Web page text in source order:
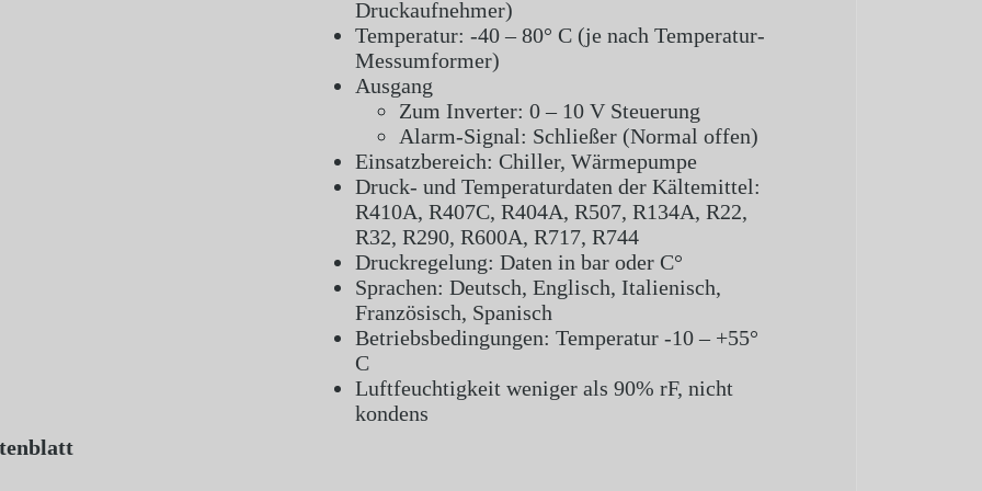
Druckaufnehmer)
Temperatur: -40 – 80° C (je nach Temperatur-
Messumformer)
Ausgang
Zum Inverter: 0 – 10 V Steuerung
Alarm-Signal: Schließer (Normal offen)
Einsatzbereich: Chiller, Wärmepumpe
Druck- und Temperaturdaten der Kältemittel:
R410A, R407C, R404A, R507, R134A, R22,
R32, R290, R600A, R717, R744
Druckregelung: Daten in bar oder C°
Sprachen: Deutsch, Englisch, Italienisch,
Französisch, Spanisch
Betriebsbedingungen: Temperatur -10 – +55°
C
Luftfeuchtigkeit weniger als 90% rF, nicht
kondens